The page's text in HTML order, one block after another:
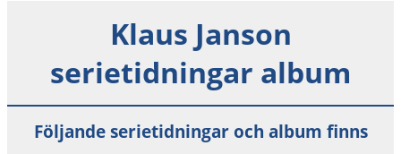
Klaus Janson
serietidningar album
Följande serietidningar och album finns